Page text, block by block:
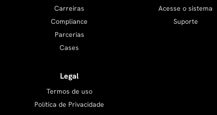
Carreiras
Compliance
Parcerias
Cases
Acesse o sistema
Suporte
Legal
Termos de uso
Política de Privacidade